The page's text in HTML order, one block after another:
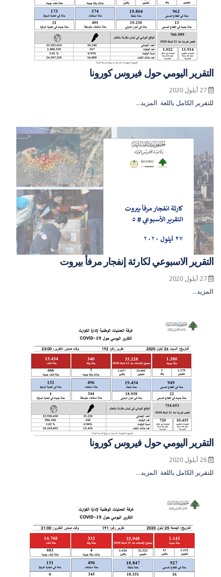
التقرير اليومي حول فيروس كورونا
للتقرير الكامل باللغة المزيد...
التقرير الاسبوعي لكارثة إنفجار مرفأ بيروت
المزيد...
التقرير اليومي حول فيروس كورونا
للتقرير الكامل باللغة المزيد...